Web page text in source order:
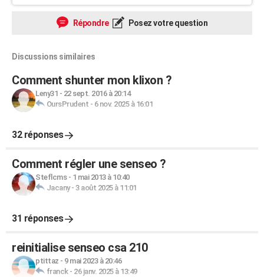
Répondre Posez votre question
Discussions similaires
Comment shunter mon klixon ?
Leny31 - 22 sept. 2016 à 20:14
OursPrudent - 6 nov. 2025 à 16:01
32 réponses
Comment régler une senseo ?
Steflcms- 1 mai 2013 à 10:40
Jacany- 3 août 2025 à 11:01
31 réponses
reinitialise senseo csa 210
ptittaz - 9 mai 2023 à 20:46
franck- 26 janv. 2025 à 13:49